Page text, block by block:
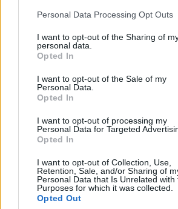
Personal Data Processing Opt Outs
I want to opt-out of the Sharing of
personal data.
Opted In
I want to opt-out of the Sale of my
Personal Data.
Opted In
I want to opt-out of processing my
Personal Data for Targeted
Opted In
I want to opt-out of Collection, Use,
Retention, Sale, and/or Sharing of
Personal Data that Is Unrelated with
Purposes for which it was collected.
Opted Out
Na letošní rok jsou plánované také
fanoušky železnice a veřejné dopravy,